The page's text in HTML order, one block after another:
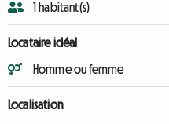
1 habitant(s)
Locataire idéal
Homme ou femme
Localisation